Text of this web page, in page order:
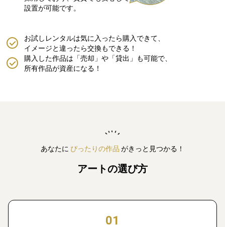
設置が可能です。
購入した作品は「売却」や「貸出」も可能で、
所有作品が資産になる！
お試しレンタルは気に入ったら購入できて、
イメージと違ったら交換もできる！
あなたに ぴったりの作品 がきっと見つかる！
アートの選び方
01